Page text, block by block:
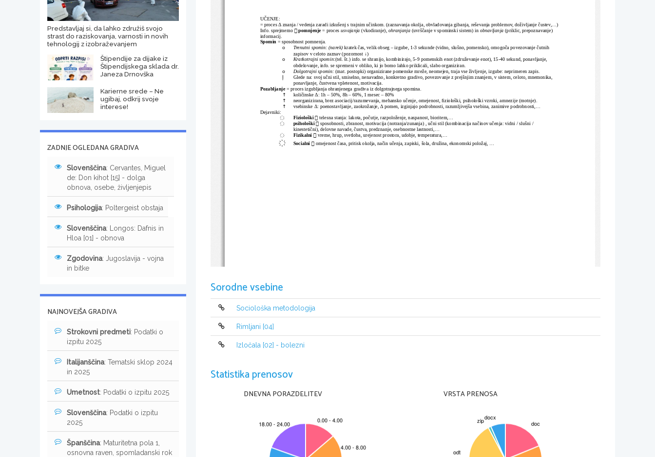
UČENJE:
= proces Δ znanja / vedenja zaradi izkušenj s trajnim učinkom. (zaznavanja okolja, obvladovanja gibanja, reševanja problemov, doživljanje čustev,...)
Info. sprejmemo  pomnjenje = proces usvajanja (vkodiranje), ohranjanja (uvrščanje v spominski sistem) in obnavljanja (priklic, prepoznavanje)
informacij.
Spomin = sposobnost pomnenja.
o
Trenutni spomin: (narek) kratek čas, velik obseg – izgube, 1-3 sekunde (vidno, slušno, pomensko), omogoča povezovanje čutnih
zapisov v celoto zaznav (pozornost ↓)
o
Kratkotrajni spomin:(tel. št.) info. se shranijo, kombinirajo, 5-9 pomenskih enot (združevanje enot), 15-40 sekund, ponavljanje,
obdelovanje, info. se spremeni v obliko, ki jo bomo lahko priklicali, slabo organiziran.
o
Dolgotrajni spomin: (mat. postopki) organizirane pomenske mreže, neomejen, traja vse življenje, izgube: neprimeren zapis.
إ
Glede na: svoj učni stil, smiselno, nenavadno, konkretno gradivo, povezovanje z prejšnjim znanjem, v sistem, celoto, mnemonika,
ponavljanje, čustvena vpletenost, motivacija.
Pozabljanje = proces izgubljanja ohranjenega gradiva iz dolgotrajnega spomina.
↑
količinske Δ: 1h – 50%, 8h – 60%, 1 mesec – 80%
↑
neorganizirana, brez asociacij/razumevanja, mehansko učenje, omejenost, fiziološki, psihološki vzroki, amnezije (motnje).
↑
vsebinske Δ: poenostavljanje, zaokrožanje, Δ pomen, izginjajo podrobnosti, razumljivejša vsebina, zanimive podrobnosti,...
Dejavniki:
Fiziološki  telesna stanja: lakota, počutje, razpoloženje, naspanost, bioritem,...
psihološki  sposobnosti, zbranost, motivacija (notranja/zunanja) , učni stil (kombinacija načinov učenja: vidni / slušni /
kinestetični), delovne navade, čustva, predznanje, osebnostne lastnosti,...
Fizikalni  vreme, hrup, svetloba, urejenost prostora, udobje, temperatura,...
Socialni  omejenost časa, pritisk okolja, način učenja, zapiski, šola, družina, ekonomski položaj, ...
Sorodne vsebine
Sociološka metodologija
Rimljani [04]
Izločala [02] - bolezni
Statistika prenosov
DNEVNA PORAZDELITEV VRSTA PRENOSA
Predstavljaj si, da lahko združiš svojo
strast do raziskovanja, varnosti in novih
tehnologij z izobraževanjem
Štipendije za dijake iz
Štipendijskega sklada dr.
Janeza Drnovška
Karierne srede – Ne
ugibaj, odkrij svoje
interese!
ZADNJE OGLEDANA GRADIVA
Slovenščina: Cervantes, Miguel
de: Don kihot [15] - dolga
obnova, osebe, življenjepis
Psihologija: Poltergeist obstaja
Slovenščina: Longos: Dafnis in
Hloa [01] - obnova
Zgodovina: Jugoslavija - vojna
in bitke
NAJNOVEJŠA GRADIVA
Strokovni predmeti: Podatki o
izpitu 2025
Italijanščina: Tematski sklop 2024
in 2025
Umetnost: Podatki o izpitu 2025
Slovenščina: Podatki o izpitu
2025
Španščina: Maturitetna pola 1,
osnovna raven, spomladanski rok